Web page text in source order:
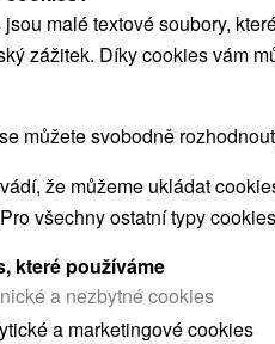
ŠTRBSKÉ PLESO: RELAX A
Pleso
9,1
při...
malé textové soubory,
zážitek. Díky cookies vám
můžete svobodně
že můžeme ukládat
všechny ostatní typy
které používáme
a nezbytné cookies
a marketingové cookies